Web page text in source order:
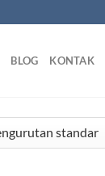
BLOG KONTAK